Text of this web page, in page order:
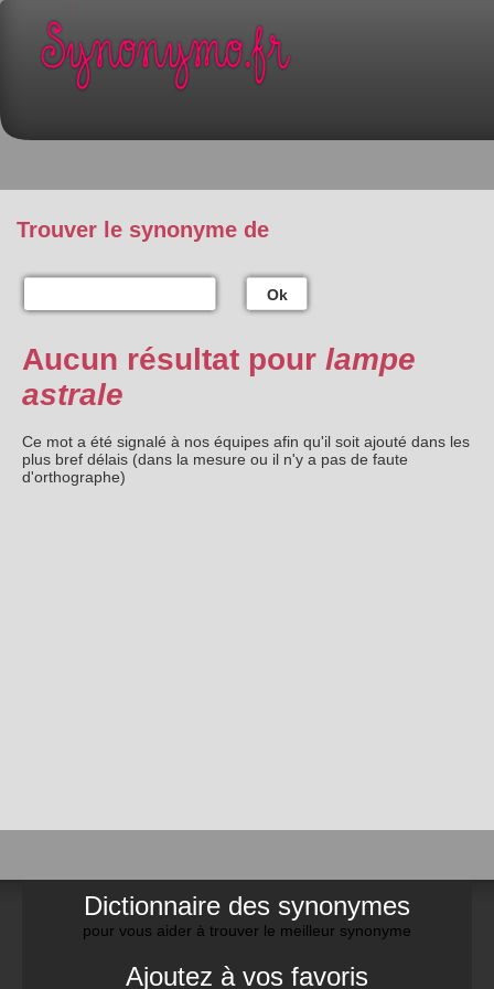
Trouver le synonyme de
Ok
Aucun résultat pour lampe
astrale
Ce mot a été signalé à nos équipes afin qu'il soit ajouté dans les
plus bref délais (dans la mesure ou il n'y a pas de faute
d'orthographe)
Dictionnaire des synonymes
pour vous aider à trouver le meilleur synonyme
Ajoutez à vos favoris